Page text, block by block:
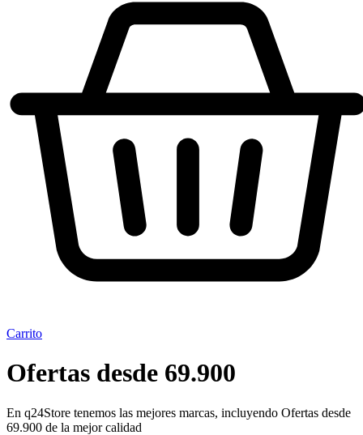
Carrito
Ofertas desde 69.900
En q24Store tenemos las mejores marcas, incluyendo Ofertas desde
69.900 de la mejor calidad